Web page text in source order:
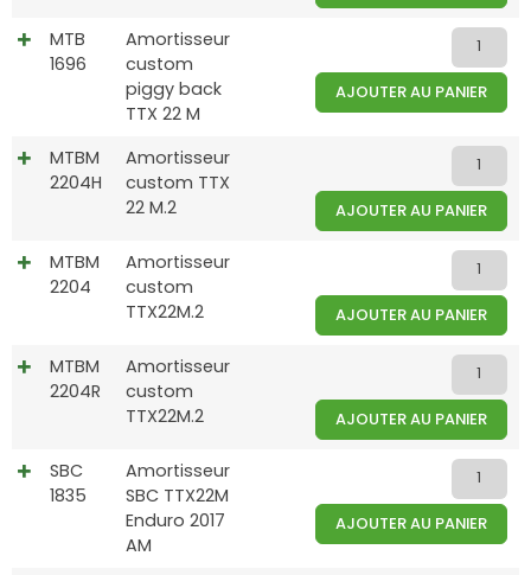
MTB
1696
Amortisseur
custom
piggy back
TTX 22 M
AJOUTER AU PANIER
MTBM
2204H
Amortisseur
custom TTX
22 M.2
AJOUTER AU PANIER
MTBM
2204
Amortisseur
custom
TTX22M.2
AJOUTER AU PANIER
MTBM
2204R
Amortisseur
custom
TTX22M.2
AJOUTER AU PANIER
SBC
1835
Amortisseur
SBC TTX22M
Enduro 2017
AM
AJOUTER AU PANIER